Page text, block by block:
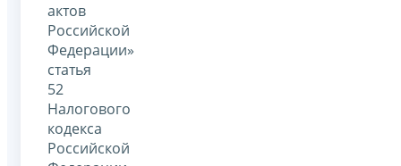
актов
Российской
Федерации»
статья
52
Налогового
кодекса
Российской